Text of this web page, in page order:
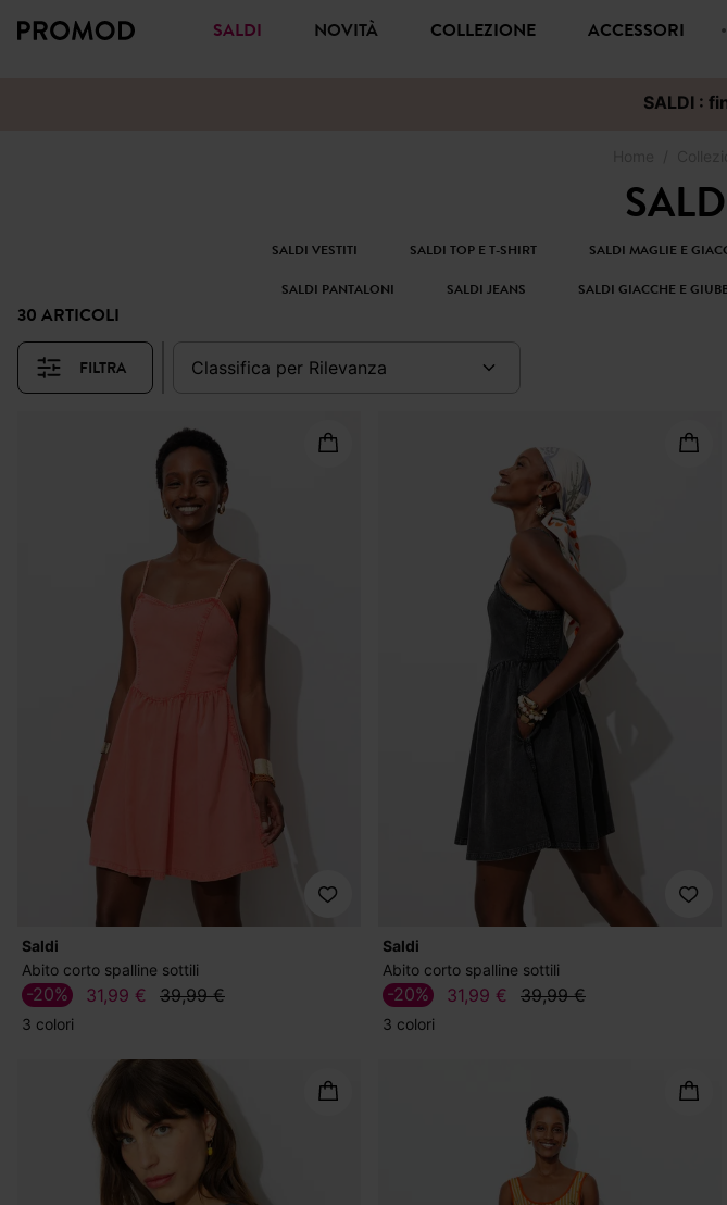
SALDI NOVITÀ COLLEZIONE ACCESSORI
SALDI :
SALDI VESTITI SALDI TOP E T-SHIRT SALDI MAGLIE E
SALDI PANTALONI
SALDI JEANS SALDI GIACCHE E
30 ARTICOLI
FILTRA classifica per rilevanza
Saldi
Abito corto spalline sottili
31,99 € 39,99 €
-20%
3 colori
Saldi
Abito corto spalline sottili
31,99 € 39,99 €
-20%
3 colori